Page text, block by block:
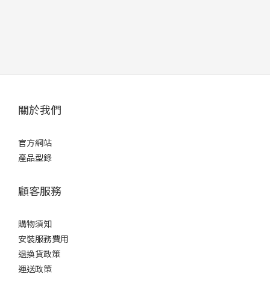
關於我們
官方網站
產品型錄
顧客服務
購物須知
安裝服務費用
退換貨政策
運送政策